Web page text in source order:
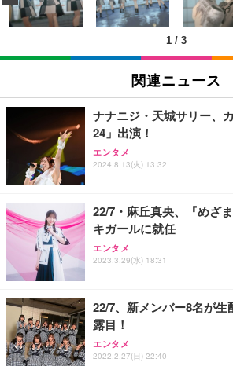
ン樹脂ベース 通気性メッシ
(黒網+黒枠+黒足)
￥5,699
SIHOO B100 オフィスチェア
ュチェア 人間工学 疲れない ブ
￥27,999
Sezlife オフィスチェア デス
ワーク チェア 強化バックレス
能 人間工学 椅子 腰サポート
ョン PCチェア 通気性メッシ
務用 おしゃれ パソコンチェア
Sezlife オフィスチェア デス
ワーク チェア 強化バックレス
能 人間工学 椅子 腰サポート
務用 おしゃれ パソコンチェ
ANDWINT オフィスチェア デ
ッシュ 通気性 ランバーサポー
ス圧無段階昇降 360度回転 キ
￥105,595
EIZO ビジネス向けプレミア
【純正品】27"ゲーミングモニ
フック付き（CFI-ZDM1J）
【整備済み品】Dell E2724HS
ー フルHD（1920×1080）VA
ort/VGA スピーカー内蔵 高さ
【MiniLED/24.5inch/280Hz/
HOOTER Gaming Monitor
グモニター QD 24.5インチ
￥3,373
Amazonベーシック ペットシ
x2袋(84枚) ホワイト(吸収面:ラ
￥3,234
ネオ・ルーライフ ネオ・オム
り 単品
Smart Basic(スマートベーシ
限定】 Smart Basic アイリス
超厚型 お徳用 ワイド 100枚入
ュラー 200枚入【
1 / 3
関連ニュース
ナナニジ・天城サリー、
24」出演！
エンタメ
2024.8.13(火) 13:32
22/7・麻丘真央、『めざ
キガールに就任
エンタメ
2023.3.29(水) 18:31
22/7、新メンバー8名が
露目！
エンタメ
2022.2.27(日) 22:40